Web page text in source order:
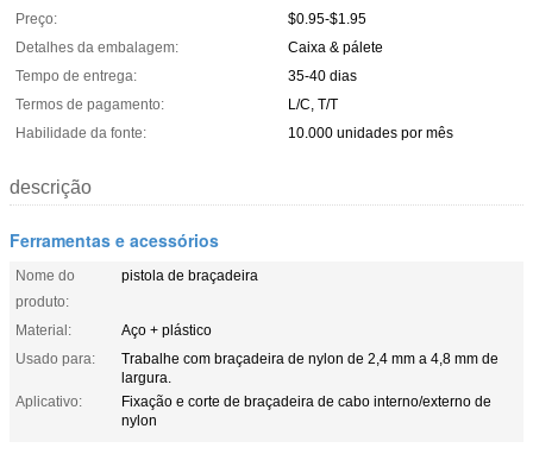
Preço:
$0.95-$1.95
Detalhes da embalagem:
Caixa & pálete
Tempo de entrega:
35-40 dias
Termos de pagamento:
L/C, T/T
Habilidade da fonte:
10.000 unidades por mês
descrição
Ferramentas e acessórios
Nome do
produto:
pistola de braçadeira
Material:
Aço + plástico
Usado para:
Trabalhe com braçadeira de nylon de 2,4 mm a 4,8 mm de
largura.
Aplicativo:
Fixação e corte de braçadeira de cabo interno/externo de
nylon